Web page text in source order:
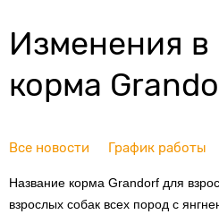
Изменения в
корма
Все новости График работы
Название корма Grandorf для
взрослых собак всех пород с